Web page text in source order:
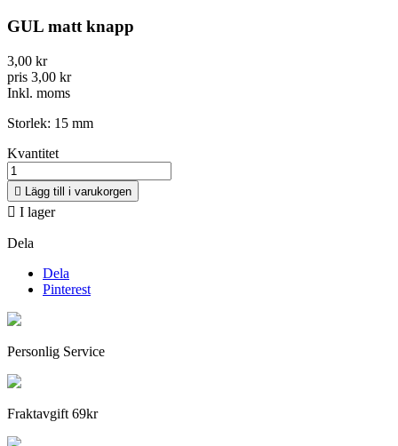
GUL matt knapp
3,00 kr
pris 3,00 kr
Inkl. moms
Storlek: 15 mm
Kvantitet
 Lägg till i varukorgen
 I lager
Dela
Dela
Pinterest
Personlig Service
Fraktavgift 69kr